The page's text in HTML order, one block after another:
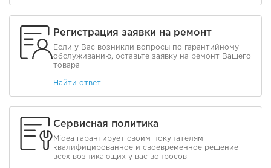
Регистрация заявки на ремонт
Если у Вас возникли вопросы по гарантийному
обслуживанию, оставьте заявку на ремонт Вашего
товара
Найти ответ
Сервисная политика
Midea гарантирует своим покупателям
квалифицированное и своевременное решение
всех возникающих у вас вопросов